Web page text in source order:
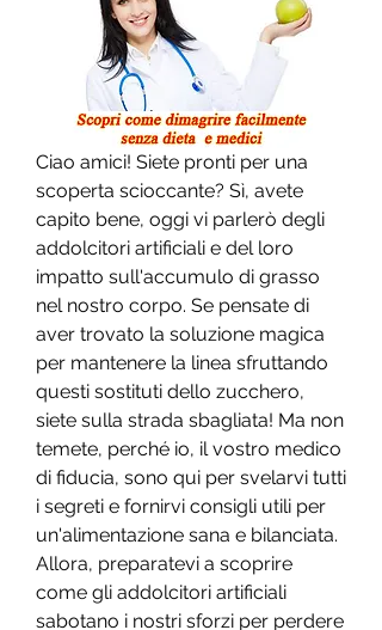
Ciao amici! Siete pronti per una
scoperta scioccante? Sì, avete
capito bene, oggi vi parlerò degli
addolcitori artificiali e del loro
impatto sull'accumulo di grasso
nel nostro corpo. Se pensate di
aver trovato la soluzione magica
per mantenere la linea sfruttando
questi sostituti dello zucchero,
siete sulla strada sbagliata! Ma non
temete, perché io, il vostro medico
di fiducia, sono qui per svelarvi tutti
i segreti e fornirvi consigli utili per
un'alimentazione sana e bilanciata.
Allora, preparatevi a scoprire
come gli addolcitori artificiali
sabotano i nostri sforzi per perdere